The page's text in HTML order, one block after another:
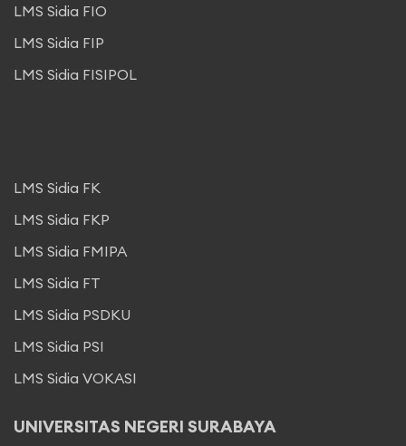
LMS Sidia FIO
LMS Sidia FIP
LMS Sidia FISIPOL
LMS Sidia FK
LMS Sidia FKP
LMS Sidia FMIPA
LMS Sidia FT
LMS Sidia PSDKU
LMS Sidia PSI
LMS Sidia VOKASI
UNIVERSITAS NEGERI SURABAYA